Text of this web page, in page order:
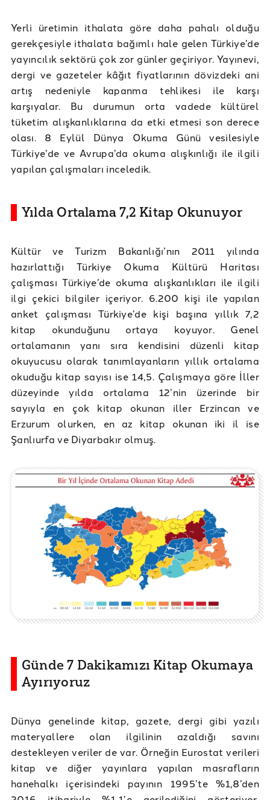
Yerli üretimin ithalata göre daha pahalı olduğu
gerekçesiyle ithalata bağımlı hale gelen Türkiye’de
yayıncılık sektörü çok zor günler geçiriyor. Yayınevi,
dergi ve gazeteler kâğıt fiyatlarının dövizdeki ani
artış nedeniyle kapanma tehlikesi ile karşı
karşıyalar. Bu durumun orta vadede kültürel
tüketim alışkanlıklarına da etki etmesi son derece
olası. 8 Eylül Dünya Okuma Günü vesilesiyle
Türkiye’de ve Avrupa’da okuma alışkınlığı ile ilgili
yapılan çalışmaları inceledik.
Yılda Ortalama 7,2 Kitap Okunuyor
Kültür ve Turizm Bakanlığı’nın 2011 yılında
hazırlattığı Türkiye Okuma Kültürü Haritası
çalışması Türkiye’de okuma alışkanlıkları ile ilgili
ilgi çekici bilgiler içeriyor. 6.200 kişi ile yapılan
anket çalışması Türkiye’de kişi başına yıllık 7,2
kitap okunduğunu ortaya koyuyor. Genel
ortalamanın yanı sıra kendisini düzenli kitap
okuyucusu olarak tanımlayanların yıllık ortalama
okuduğu kitap sayısı ise 14,5. Çalışmaya göre İller
düzeyinde yılda ortalama 12’nin üzerinde bir
sayıyla en çok kitap okunan iller Erzincan ve
Erzurum olurken, en az kitap okunan iki il ise
Şanlıurfa ve Diyarbakır olmuş.
Günde 7 Dakikamızı Kitap Okumaya
Ayırıyoruz
Dünya genelinde kitap, gazete, dergi gibi yazılı
materyallere olan ilgilinin azaldığı savını
destekleyen veriler de var. Örneğin Eurostat verileri
kitap ve diğer yayınlara yapılan masrafların
hanehalkı içerisindeki payının 1995’te %1,8’den